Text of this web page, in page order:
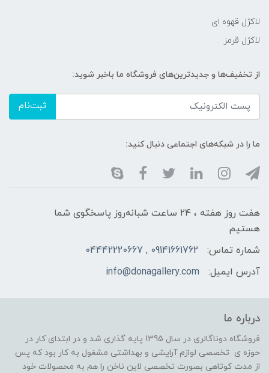
لاکژل قهوه ای
لاکژل قرمز
از تخفیف‌ها و جدیدترین‌های فروشگاه ما باخبر شوید:
ثبت‌نام
ما را در شبکه‌های اجتماعی دنبال کنید:
هفت روز هفته ، ۲۴ ساعت شبانه‌روز پاسخگوی شما
هستیم
شماره تماس:
09141661762 , 04442220667
آدرس ایمیل:
info@donagallery.com
درباره ما
فروشگاه دوناگالری در سال 1395 پایه گذاری شد و در ابتدای کار در
حوزه ی تخصصی لوازم آرایشی و بهداشتی مشغول به کار بود که پس
از مدت کوتاهی بصورت تخصصی لاین ناخن را هم به محصولات خود